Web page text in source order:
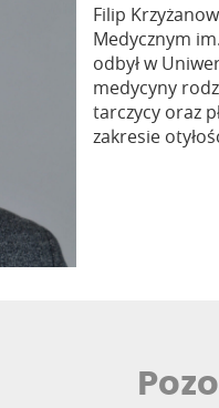
Filip
Medycznym
odbył w
medycyny
tarczycy oraz
zakresie